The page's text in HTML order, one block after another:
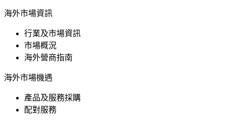
海外市場資訊
行業及市場資訊
市場概況
海外營商指南
海外市場機遇
產品及服務採購
配對服務